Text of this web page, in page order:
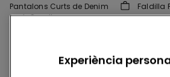
Pantalons Curts de Denim
amb Serrell
Faldilla
7,00 €
Experiència